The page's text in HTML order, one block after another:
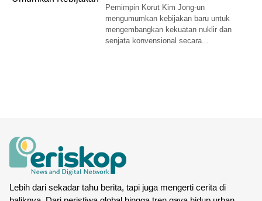
Pemimpin Korut Kim Jong-un
mengumumkan kebijakan baru untuk
mengembangkan kekuatan nuklir dan
senjata konvensional secara...
Lebih dari sekadar tahu berita, tapi juga mengerti cerita di